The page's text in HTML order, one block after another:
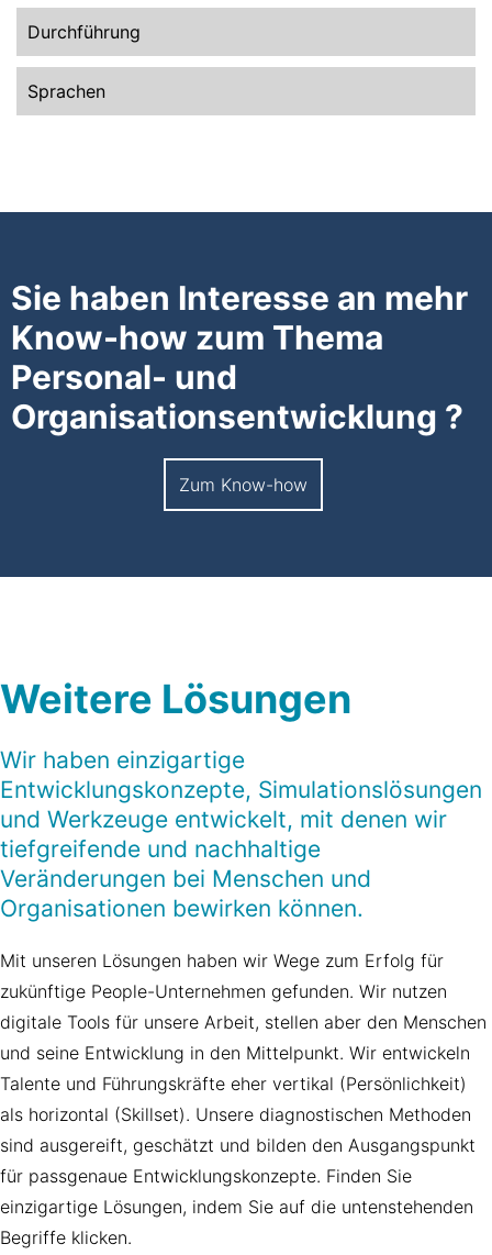
Durchführung
Sprachen
Sie haben Interesse an mehr
Know-how zum Thema
Personal- und
Organisationsentwicklung ?
Zum Know-how
Weitere Lösungen
Wir haben einzigartige
Entwicklungskonzepte, Simulationslösungen
und Werkzeuge entwickelt, mit denen wir
tiefgreifende und nachhaltige
Veränderungen bei Menschen und
Organisationen bewirken können.
Mit unseren Lösungen haben wir Wege zum Erfolg für
zukünftige People-Unternehmen gefunden. Wir nutzen
digitale Tools für unsere Arbeit, stellen aber den Menschen
und seine Entwicklung in den Mittelpunkt. Wir entwickeln
Talente und Führungskräfte eher vertikal (Persönlichkeit)
als horizontal (Skillset). Unsere diagnostischen Methoden
sind ausgereift, geschätzt und bilden den Ausgangspunkt
für passgenaue Entwicklungskonzepte. Finden Sie
einzigartige Lösungen, indem Sie auf die untenstehenden
Begriffe klicken.